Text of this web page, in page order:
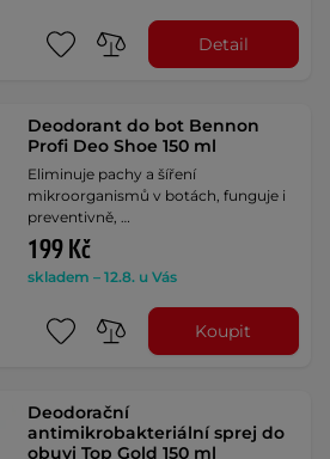
Detail
Deodorant do bot Bennon
Profi Deo Shoe 150 ml
Eliminuje pachy a šíření
mikroorganismů v botách, funguje i
preventivně, …
199 Kč
skladem – 12.8. u Vás
Koupit
Deodorační
antimikrobakteriální sprej do
obuvi Top Gold 150 ml